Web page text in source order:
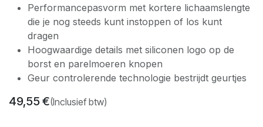
Performancepasvorm met kortere lichaamslengte
die je nog steeds kunt instoppen of los kunt
dragen
Hoogwaardige details met siliconen logo op de
borst en parelmoeren knopen
Geur controlerende technologie bestrijdt geurtjes
49,55 €(Inclusief btw)